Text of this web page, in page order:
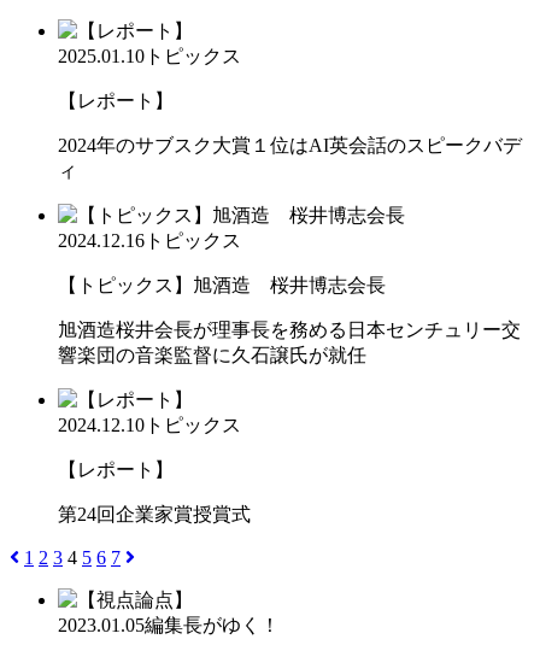
2025.01.10 トピックス
【レポート】
2024年のサブスク大賞１位はAI英会話のスピークバデ
ィ
2024.12.16 トピックス
【トピックス】旭酒造 桜井博志会長
旭酒造桜井会長が理事長を務める日本センチュリー交
響楽団の音楽監督に久石譲氏が就任
2024.12.10 トピックス
【レポート】
第24回企業家賞授賞式
1 2 3 4 5 6 7
2023.01.05編集長がゆく！